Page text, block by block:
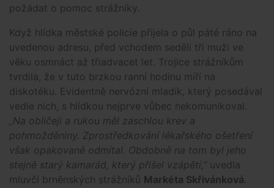
požádat o pomoc strážníky.
Když hlídka městské policie přijela o půl páté ráno na
uvedenou adresu, před vchodem seděli tři muži ve
věku osmnáct až třiadvacet let. Trojice strážníkům
tvrdila, že v tuto brzkou ranní hodinu míří na
diskotéku. Evidentně nervózní mladík, který posedával
vedle nich, s hlídkou nejprve vůbec nekomunikoval.
„Na obličeji a rukou měl zaschlou krev a
pohmožděniny. Zprostředkování lékařského ošetření
však opakovaně odmítal. Obdobně na tom byl jeho
stejně starý kamarád, který přišel vzápětí," uvedla
mluvčí brněnských strážníků Markéta Skřivánková.